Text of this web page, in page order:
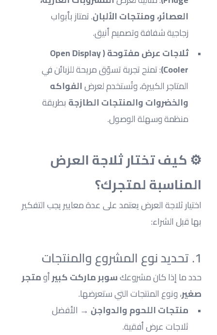
العصائر، ومنتجات الألبان
زجاجية شفافة وتصميم أنيق.
ثلاجات عرض مفتوحة (Open Display
Cooler)
المتاجر الكبيرة، وتُستخدم لعرض
والخضروات والمنتجات الطازجة
منظمة وسهلة الوصول.
المناسبة لمتجرك؟
بها قبل الشراء:
1. تحديد نوع المشروع والمنتجات
حدد ما إذا كان مشروعك سوبر ماركت كبير أو
متجر
صغير، ونوع المنتجات التي ستعرضها.
منتجات اللحوم والدواجن
→ الأفضل
ثلاجات عرض أفقية.